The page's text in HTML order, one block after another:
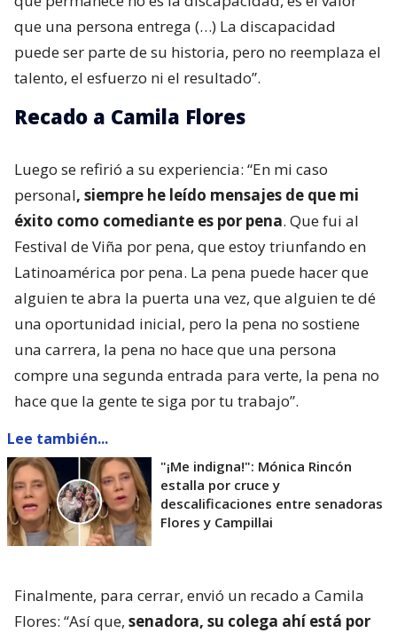
que una persona entrega (…) La discapacidad
puede ser parte de su historia, pero no reemplaza el
talento, el esfuerzo ni el resultado”.
Recado a Camila Flores
Luego se refirió a su experiencia: “En mi caso
personal, siempre he leído mensajes de que mi
éxito como comediante es por pena. Que fui al
Festival de Viña por pena, que estoy triunfando en
Latinoamérica por pena. La pena puede hacer que
alguien te abra la puerta una vez, que alguien te dé
una oportunidad inicial, pero la pena no sostiene
una carrera, la pena no hace que una persona
compre una segunda entrada para verte, la pena no
hace que la gente te siga por tu trabajo”.
Lee también...
"¡Me indigna!": Mónica Rincón
estalla por cruce y
descalificaciones entre senadoras
Flores y Campillai
Finalmente, para cerrar, envió un recado a Camila
Flores: “Así que, senadora, su colega ahí está por